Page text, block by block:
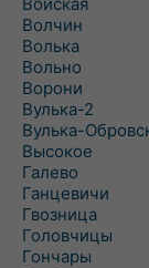
Волчин
Волька
Вольно
Ворони
Вулька-2
Вулька-
Высокое
Галево
Ганцевичи
Гвозница
Головчицы
Гончары